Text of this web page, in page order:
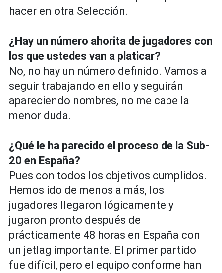
hacer en otra Selección.
¿Hay un número ahorita de jugadores con
los que ustedes van a platicar?
No, no hay un número definido. Vamos a
seguir trabajando en ello y seguirán
apareciendo nombres, no me cabe la
menor duda.
¿Qué le ha parecido el proceso de la Sub-
20 en España?
Pues con todos los objetivos cumplidos.
Hemos ido de menos a más, los
jugadores llegaron lógicamente y
jugaron pronto después de
prácticamente 48 horas en España con
un jetlag importante. El primer partido
fue difícil, pero el equipo conforme han